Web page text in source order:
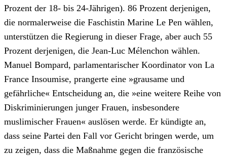
Prozent der 18- bis 24-Jährigen). 86 Prozent derjenigen,
die normalerweise die Faschistin Marine Le Pen wählen,
unterstützen die Regierung in dieser Frage, aber auch 55
Prozent derjenigen, die Jean-Luc Mélenchon wählen.
Manuel Bompard, parlamentarischer Koordinator von La
France Insoumise, prangerte eine »grausame und
gefährliche« Entscheidung an, die »eine weitere Reihe von
Diskriminierungen junger Frauen, insbesondere
muslimischer Frauen« auslösen werde. Er kündigte an,
dass seine Partei den Fall vor Gericht bringen werde, um
zu zeigen, dass die Maßnahme gegen die französische